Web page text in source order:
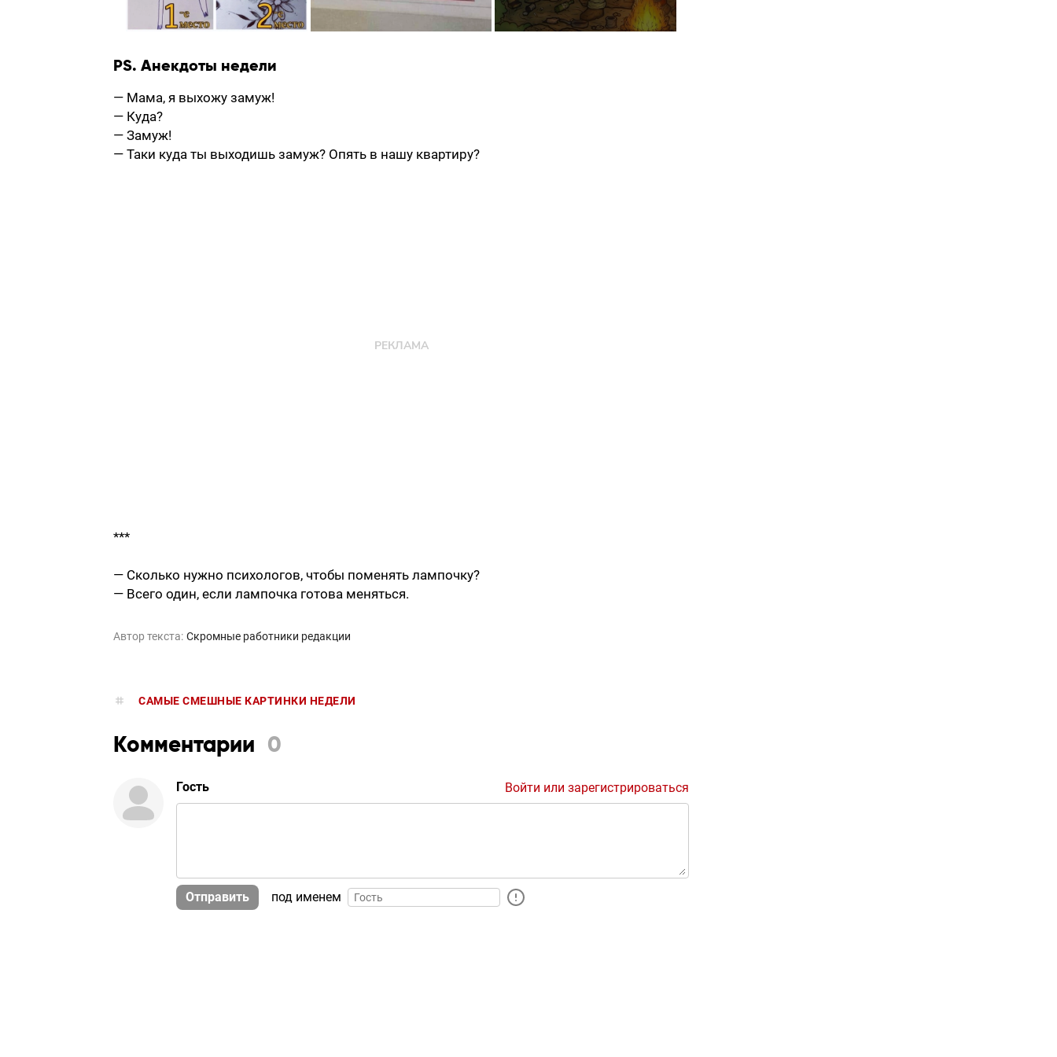
PS. Анекдоты недели
— Мама, я выхожу замуж!
— Куда?
— Замуж!
— Таки куда ты выходишь замуж? Опять в нашу квартиру?
***
— Сколько нужно психологов, чтобы поменять лампочку?
— Всего один, если лампочка готова меняться.
Автор текста: Скромные работники редакции
САМЫЕ СМЕШНЫЕ КАРТИНКИ НЕДЕЛИ
Комментарии 0
Гость Войти или зарегистрироваться
Отправить под именем